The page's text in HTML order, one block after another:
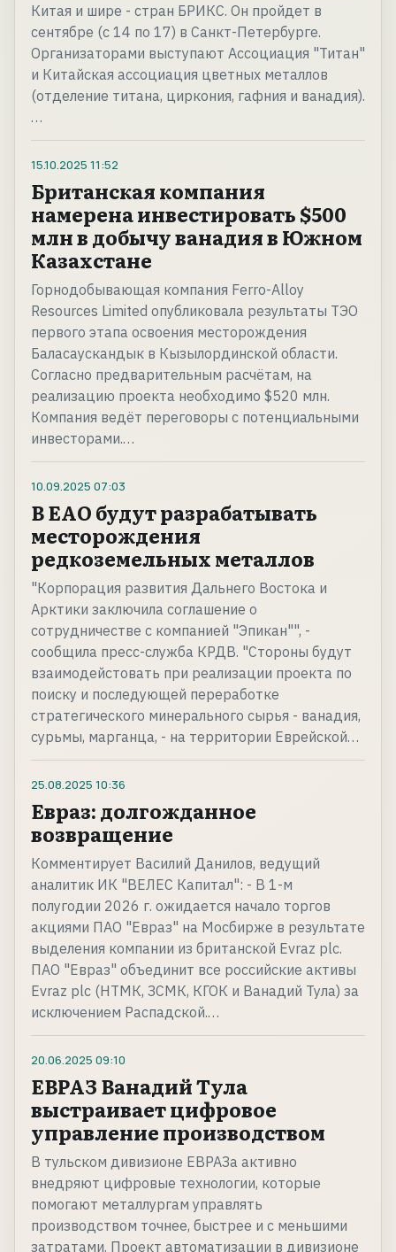
Китая и шире - стран БРИКС. Он пройдет в
сентябре (с 14 по 17) в Санкт-Петербурге.
Организаторами выступают Ассоциация "Титан"
и Китайская ассоциация цветных металлов
(отделение титана, циркония, гафния и ванадия).
…
15.10.2025 11:52
Британская компания
намерена инвестировать $500
млн в добычу ванадия в Южном
Казахстане
Горнодобывающая компания Ferro-Alloy
Resources Limited опубликовала результаты ТЭО
первого этапа освоения месторождения
Баласаускандык в Кызылординской области.
Согласно предварительным расчётам, на
реализацию проекта необходимо $520 млн.
Компания ведёт переговоры с потенциальными
инвесторами.…
10.09.2025 07:03
В ЕАО будут разрабатывать
месторождения
редкоземельных металлов
"Корпорация развития Дальнего Востока и
Арктики заключила соглашение о
сотрудничестве с компанией "Эпикан"", -
сообщила пресс-служба КРДВ. "Стороны будут
взаимодейстовать при реализации проекта по
поиску и последующей переработке
стратегического минерального сырья - ванадия,
сурьмы, марганца, - на территории Еврейской…
25.08.2025 10:36
Евраз: долгожданное
возвращение
Комментирует Василий Данилов, ведущий
аналитик ИК "ВЕЛЕС Капитал": - В 1-м
полугодии 2026 г. ожидается начало торгов
акциями ПАО "Евраз" на Мосбирже в результате
выделения компании из британской Evraz plc.
ПАО "Евраз" объединит все российские активы
Evraz plc (НТМК, ЗСМК, КГОК и Ванадий Тула) за
исключением Распадской.…
20.06.2025 09:10
ЕВРАЗ Ванадий Тула
выстраивает цифровое
управление производством
В тульском дивизионе ЕВРАЗа активно
внедряют цифровые технологии, которые
помогают металлургам управлять
производством точнее, быстрее и с меньшими
затратами. Проект автоматизации в дивизионе